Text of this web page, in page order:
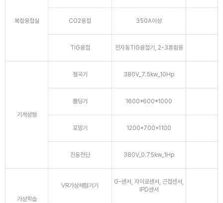
복합용접실 CO2용접 350A이상
TIG용접 전자동TIG용접기, 2-3혼합용
기계성형
절곡기 380V_7.5kw_10Hp
폴딩기 1600*600*1000
포밍기 1200*700*1100
진동전단 380V_0.75kw_1Hp
가상학습
VR가상체험기기
G-센서, 자이로센서, 근접센서,
IPD센서